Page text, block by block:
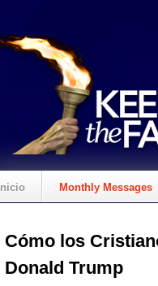
Inicio Monthly Messages
Cómo los
Donald Trump